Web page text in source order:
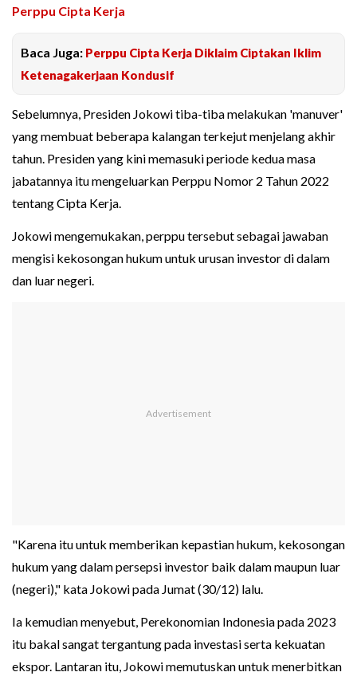
Perppu Cipta Kerja
Baca Juga: Perppu Cipta Kerja Diklaim Ciptakan Iklim
Ketenagakerjaan Kondusif
Sebelumnya, Presiden Jokowi tiba-tiba melakukan 'manuver'
yang membuat beberapa kalangan terkejut menjelang akhir
tahun. Presiden yang kini memasuki periode kedua masa
jabatannya itu mengeluarkan Perppu Nomor 2 Tahun 2022
tentang Cipta Kerja.
Jokowi mengemukakan, perppu tersebut sebagai jawaban
mengisi kekosongan hukum untuk urusan investor di dalam
dan luar negeri.
"Karena itu untuk memberikan kepastian hukum, kekosongan
hukum yang dalam persepsi investor baik dalam maupun luar
(negeri)," kata Jokowi pada Jumat (30/12) lalu.
Ia kemudian menyebut, Perekonomian Indonesia pada 2023
itu bakal sangat tergantung pada investasi serta kekuatan
ekspor. Lantaran itu, Jokowi memutuskan untuk menerbitkan